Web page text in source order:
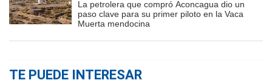
La petrolera que compró Aconcagua dio un
paso clave para su primer piloto en la Vaca
Muerta mendocina
TE PUEDE INTERESAR